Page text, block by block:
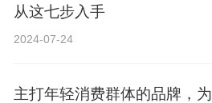
从这七步入手
2024-07-24
主打年轻消费群体的品牌，为